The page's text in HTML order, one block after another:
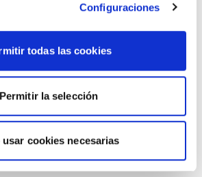
Configuraciones
todas las cookies
Permitir la selección
usar cookies necesarias